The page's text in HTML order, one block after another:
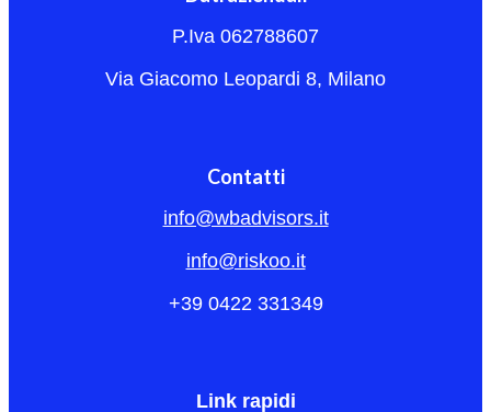
P.Iva 062788607
Via Giacomo Leopardi 8, Milano
Contatti
info@wbadvisors.it
info@riskoo.it
+39 0422 331349
Link rapidi